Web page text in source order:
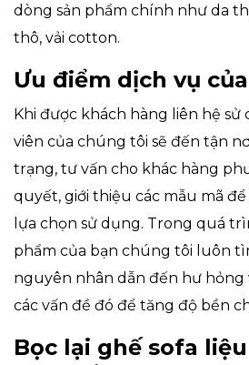
dòng sản phẩm chính như da
thô, vải cotton.
Ưu điểm dịch vụ
Khi được khách hàng liên hệ sử
viên của chúng tôi sẽ đến tận
trạng, tư vấn cho khác hàng
quyết, giới thiệu các mẫu mã
lựa chọn sử dụng. Trong quá
phẩm của bạn chúng tôi luôn
nguyên nhân dẫn đến hư hỏng
các vấn đề đó để tăng độ bền
Bọc lại ghế sofa